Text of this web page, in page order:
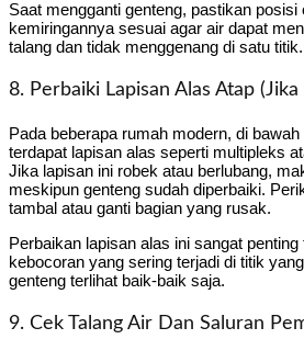
Saat mengganti genteng, pastikan posisi
kemiringannya sesuai agar air dapat
talang dan tidak menggenang di satu titik.
8. Perbaiki Lapisan Alas Atap
Pada beberapa rumah modern, di
terdapat lapisan alas seperti multipleks
Jika lapisan ini robek atau berlubang,
meskipun genteng sudah diperbaiki.
tambal atau ganti bagian yang rusak.
Perbaikan lapisan alas ini sangat
kebocoran yang sering terjadi di titik
genteng terlihat baik-baik saja.
9. Cek Talang Air Dan Saluran